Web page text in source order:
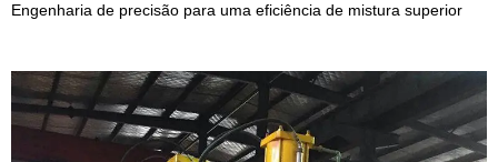
Engenharia de precisão para uma eficiência de mistura superior